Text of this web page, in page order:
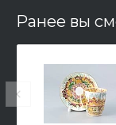
Ранее вы